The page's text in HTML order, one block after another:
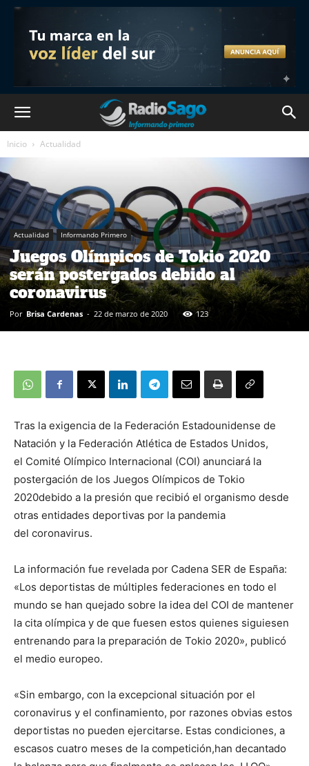
Inicio Actualidad
Actualidad Informando Primero
Juegos Olímpicos de Tokio 2020
serán postergados debido al
coronavirus
Por Brisa Cardenas - 22 de marzo de 2020 123
Tras la exigencia de la Federación Estadounidense de
Natación y la Federación Atlética de Estados Unidos,
el Comité Olímpico Internacional (COI) anunciará la
postergación de los Juegos Olímpicos de Tokio
2020debido a la presión que recibió el organismo desde
otras entidades deportivas por la pandemia
del coronavirus.
La información fue revelada por Cadena SER de España:
«Los deportistas de múltiples federaciones en todo el
mundo se han quejado sobre la idea del COI de mantener
la cita olímpica y de que fuesen estos quienes siguiesen
entrenando para la preparación de Tokio 2020», publicó
el medio europeo.
«Sin embargo, con la excepcional situación por el
coronavirus y el confinamiento, por razones obvias estos
deportistas no pueden ejercitarse. Estas condiciones, a
escasos cuatro meses de la competición,han decantado